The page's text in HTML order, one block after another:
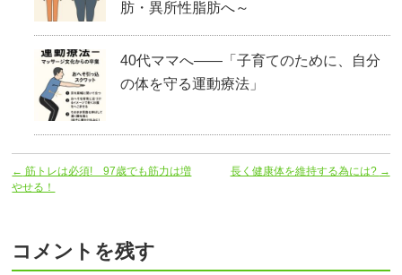
肪・異所性脂肪へ～
40代ママへ――「子育てのために、自分
の体を守る運動療法」
← 筋トレは必須! 97歳でも筋力は増
やせる！
長く健康体を維持する為には? →
コメントを残す